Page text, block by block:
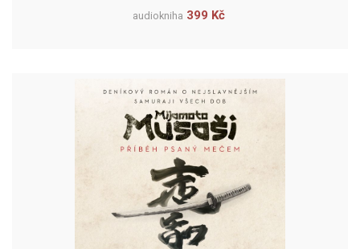
audiokniha 399 Kč